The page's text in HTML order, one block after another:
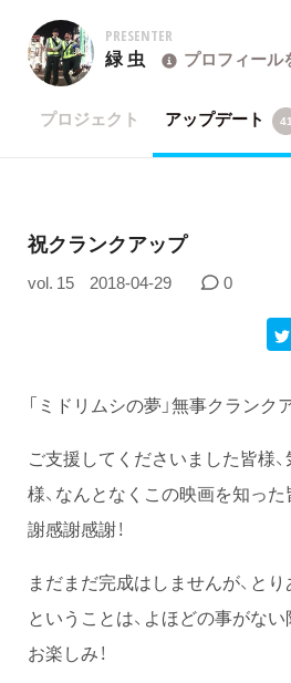
PRESENTER
緑 虫 プロフィール
プロジェクト アップデート 41
祝クランクアップ
vol. 15 2018-04-29 0
「ミドリムシの夢」無事クランク
ご支援してくださいました皆様
様、なんとなくこの映画を知っ
謝感謝感謝！
まだまだ完成はしませんが、と
ということは、よほどの事がない
お楽しみ！